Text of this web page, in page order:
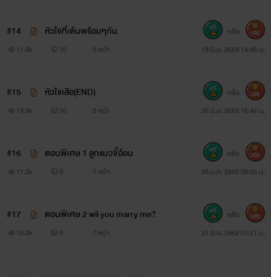
#14 หัวใจที่เต้นพร้อมๆกัน
11.6k 10 0 หน้า 18 มิ.ย. 2559 14:45 น.
หรือ 100
#15 หัวใจเสือ(END)
13.9k 10 0 หน้า 26 มิ.ย. 2559 15:42 น.
หรือ 200
#16 ตอนพิเศษ 1 ลูกแมวขี้อ้อน
11.2k 9 7 หน้า 28 ม.ค. 2560 08:05 น.
หรือ 300
#17 ตอนพิเศษ 2 wii you marry me?
10.2k 9 7 หน้า 21 ส.ค. 2562 01:21 น.
หรือ 500